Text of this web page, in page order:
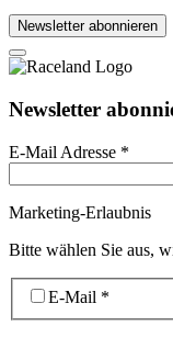
Newsletter abonnieren
Newsletter
E-Mail Adresse *
Marketing-Erlaubnis
Bitte wählen Sie aus,
E-Mail *